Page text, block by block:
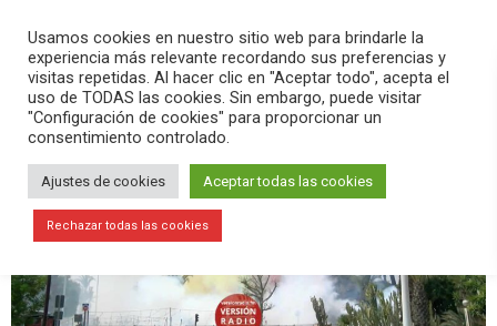
search menu pause PLAY
Usamos cookies en nuestro sitio web para brindarle la
experiencia más relevante recordando sus preferencias y
visitas repetidas. Al hacer clic en "Aceptar todo", acepta el
uso de TODAS las cookies. Sin embargo, puede visitar
"Configuración de cookies" para proporcionar un
consentimiento controlado.
Ajustes de cookies Aceptar todas las cookies
Rechazar todas las cookies